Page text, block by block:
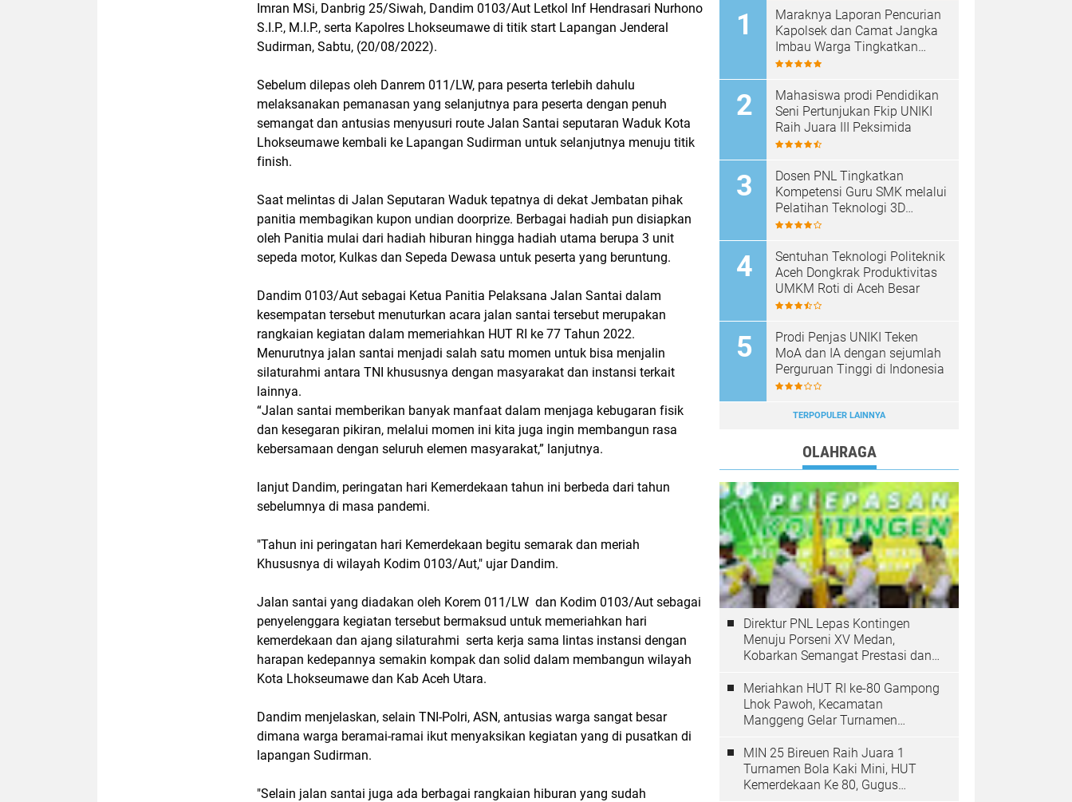
Imran MSi, Danbrig 25/Siwah, Dandim 0103/Aut Letkol Inf Hendrasari Nurhono
S.I.P., M.I.P., serta Kapolres Lhokseumawe di titik start Lapangan Jenderal
Sudirman, Sabtu, (20/08/2022).
Sebelum dilepas oleh Danrem 011/LW, para peserta terlebih dahulu
melaksanakan pemanasan yang selanjutnya para peserta dengan penuh
semangat dan antusias menyusuri route Jalan Santai seputaran Waduk Kota
Lhokseumawe kembali ke Lapangan Sudirman untuk selanjutnya menuju titik
finish.
Saat melintas di Jalan Seputaran Waduk tepatnya di dekat Jembatan pihak
panitia membagikan kupon undian doorprize. Berbagai hadiah pun disiapkan
oleh Panitia mulai dari hadiah hiburan hingga hadiah utama berupa 3 unit
sepeda motor, Kulkas dan Sepeda Dewasa untuk peserta yang beruntung.
Dandim 0103/Aut sebagai Ketua Panitia Pelaksana Jalan Santai dalam
kesempatan tersebut menuturkan acara jalan santai tersebut merupakan
rangkaian kegiatan dalam memeriahkan HUT RI ke 77 Tahun 2022.
Menurutnya jalan santai menjadi salah satu momen untuk bisa menjalin
silaturahmi antara TNI khususnya dengan masyarakat dan instansi terkait
lainnya.
“Jalan santai memberikan banyak manfaat dalam menjaga kebugaran fisik
dan kesegaran pikiran, melalui momen ini kita juga ingin membangun rasa
kebersamaan dengan seluruh elemen masyarakat,” lanjutnya.
lanjut Dandim, peringatan hari Kemerdekaan tahun ini berbeda dari tahun
sebelumnya di masa pandemi.
"Tahun ini peringatan hari Kemerdekaan begitu semarak dan meriah
Khususnya di wilayah Kodim 0103/Aut," ujar Dandim.
Jalan santai yang diadakan oleh Korem 011/LW dan Kodim 0103/Aut sebagai
penyelenggara kegiatan tersebut bermaksud untuk memeriahkan hari
kemerdekaan dan ajang silaturahmi serta kerja sama lintas instansi dengan
harapan kedepannya semakin kompak dan solid dalam membangun wilayah
Kota Lhokseumawe dan Kab Aceh Utara.
Dandim menjelaskan, selain TNI-Polri, ASN, antusias warga sangat besar
dimana warga beramai-ramai ikut menyaksikan kegiatan yang di pusatkan di
lapangan Sudirman.
"Selain jalan santai juga ada berbagai rangkaian hiburan yang sudah
Maraknya Laporan Pencurian
Kapolsek dan Camat Jangka
Imbau Warga Tingkatkan
Kewaspadaan
Mahasiswa prodi Pendidikan
Seni Pertunjukan Fkip UNIKI
Raih Juara III Peksimida
Dosen PNL Tingkatkan
Kompetensi Guru SMK melalui
Pelatihan Teknologi 3D
Printing
Sentuhan Teknologi Politeknik
Aceh Dongkrak Produktivitas
UMKM Roti di Aceh Besar
Prodi Penjas UNIKI Teken
MoA dan IA dengan sejumlah
Perguruan Tinggi di Indonesia
TERPOPULER LAINNYA
OLAHRAGA
Direktur PNL Lepas Kontingen
Menuju Porseni XV Medan,
Kobarkan Semangat Prestasi dan
Meriahkan HUT RI ke-80 Gampong
Lhok Pawoh, Kecamatan
Manggeng Gelar Turnamen
MIN 25 Bireuen Raih Juara 1
Turnamen Bola Kaki Mini, HUT
Kemerdekaan Ke 80, Gugus